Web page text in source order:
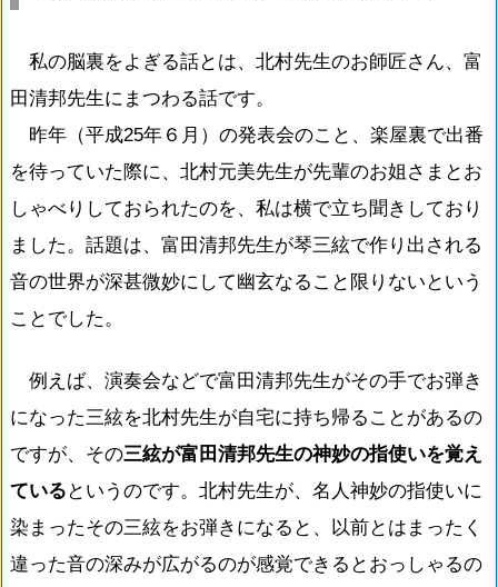
私の脳裏をよぎる話とは、北村先生のお師匠さん、富
田清邦先生にまつわる話です。
昨年（平成25年６月）の発表会のこと、楽屋裏で出番
を待っていた際に、北村元美先生が先輩のお姐さまとお
しゃべりしておられたのを、私は横で立ち聞きしており
ました。話題は、富田清邦先生が琴三絃で作り出される
音の世界が深甚微妙にして幽玄なること限りないという
ことでした。
例えば、演奏会などで富田清邦先生がその手でお弾き
になった三絃を北村先生が自宅に持ち帰ることがあるの
ですが、その三絃が富田清邦先生の神妙の指使いを覚え
ている というのです。北村先生が、名人神妙の指使いに
染まったその三絃をお弾きになると、以前とはまったく
違った音の深みが広がるのが感覚できるとおっしゃるの